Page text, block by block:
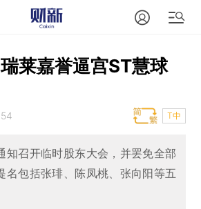
莱嘉誉逼宫ST慧球
T中
知召开临时股东大会，并罢免全部
名包括张琲、陈凤桃、张向阳等五